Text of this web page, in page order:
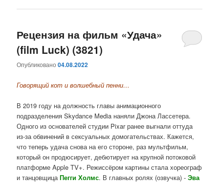
Рецензия на фильм «Удача»
(film Luck) (3821)
Опубликовано04.08.2022
Говорящий кот и волшебный пенни…
В 2019 году на должность главы анимационного
подразделения Skydance Media наняли Джона Лассетера.
Одного из основателей студии Pixar ранее выгнали оттуда
из-за обвинений в сексуальных домогательствах. Кажется,
что теперь удача снова на его стороне, раз мультфильм,
который он продюсирует, дебютирует на крупной потоковой
платформе Apple TV+. Режиссёром картины стала хореограф
и танцовщицаПегги Холмс. В главных ролях (озвучка) -Эва